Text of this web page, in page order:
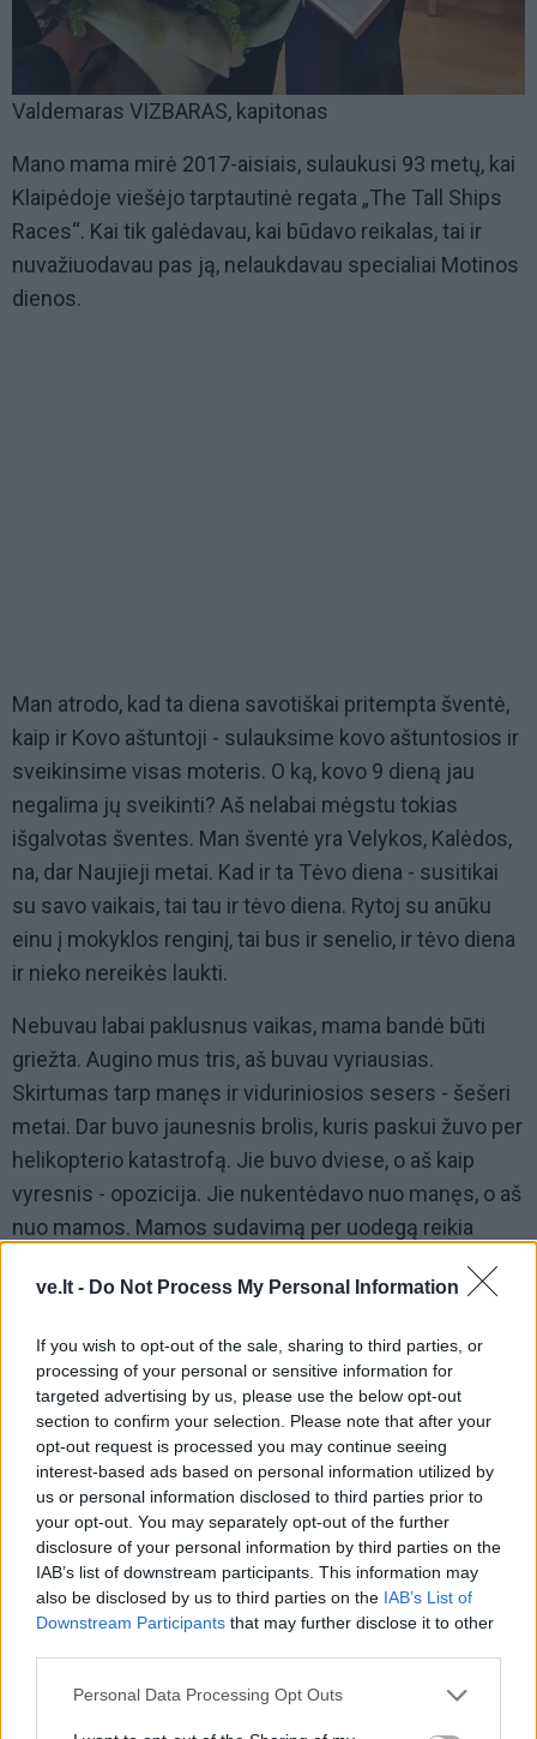
ve.lt - Do Not Process My Personal Information
If you wish to opt-out of the sale, sharing to third parties, or
processing of your personal or sensitive information for
targeted advertising by us, please use the below opt-out
section to confirm your selection. Please note that after your
opt-out request is processed you may continue seeing
interest-based ads based on personal information utilized by
us or personal information disclosed to third parties prior to
your opt-out. You may separately opt-out of the further
disclosure of your personal information by third parties on the
IAB’s list of downstream participants. This information may
also be disclosed by us to third parties on the IAB’s List of
Downstream Participants that may further disclose it to other
Personal Data Processing Opt Outs
Valdemaras VIZBARAS, kapitonas
Mano mama mirė 2017-aisiais, sulaukusi 93 metų, kai
Klaipėdoje viešėjo tarptautinė regata „The Tall Ships
Races“. Kai tik galėdavau, kai būdavo reikalas, tai ir
nuvažiuodavau pas ją, nelaukdavau specialiai Motinos
dienos.
Man atrodo, kad ta diena savotiškai pritempta šventė,
kaip ir Kovo aštuntoji - sulauksime kovo aštuntosios ir
sveikinsime visas moteris. O ką, kovo 9 dieną jau
negalima jų sveikinti? Aš nelabai mėgstu tokias
išgalvotas šventes. Man šventė yra Velykos, Kalėdos,
na, dar Naujieji metai. Kad ir ta Tėvo diena - susitikai
su savo vaikais, tai tau ir tėvo diena. Rytoj su anūku
einu į mokyklos renginį, tai bus ir senelio, ir tėvo diena
ir nieko nereikės laukti.
Nebuvau labai paklusnus vaikas, mama bandė būti
griežta. Augino mus tris, aš buvau vyriausias.
Skirtumas tarp manęs ir viduriniosios sesers - šešeri
metai. Dar buvo jaunesnis brolis, kuris paskui žuvo per
helikopterio katastrofą. Jie buvo dviese, o aš kaip
vyresnis - opozicija. Jie nukentėdavo nuo manęs, o aš
nuo mamos. Mamos sudavimą per uodegą reikia
Mūsų šeima keista. Mamos gyvenimas buvo sunkus,
ji buvo bandito dukra. Vienas mano senelis iš mamos